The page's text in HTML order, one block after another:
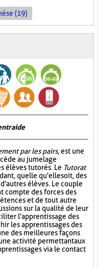
(19)
par les pairs, est une
au jumelage
élèves tutorés. Le Tutorat
quelle qu'elle soit, des
élèves. Le couple
des forces des
et de tout autre
sur la qualité de leur
l'apprentissage des
les apprentissages des
des meilleures façons
activité permettant aux
via le contact